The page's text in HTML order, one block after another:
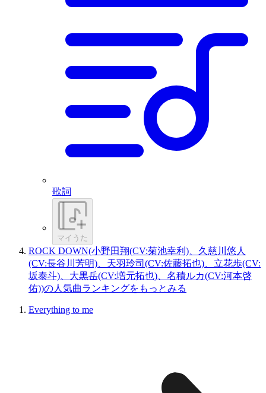
歌詞
マイうた
ROCK DOWN(小野田翔(CV:菊池幸利)、久慈川悠人
(CV:長谷川芳明)、天羽玲司(CV:佐藤拓也)、立花歩(CV:
坂泰斗)、大黒岳(CV:増元拓也)、名積ルカ(CV:河本啓
佑))の人気曲ランキングをもっとみる
Everything to me